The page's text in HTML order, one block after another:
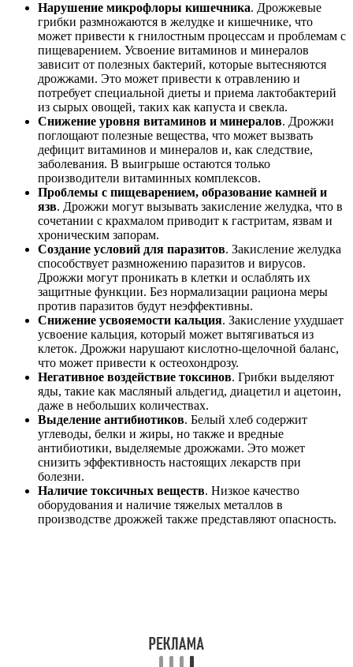
Нарушение микрофлоры кишечника. Дрожжевые
грибки размножаются в желудке и кишечнике, что
может привести к гнилостным процессам и проблемам с
пищеварением. Усвоение витаминов и минералов
зависит от полезных бактерий, которые вытесняются
дрожжами. Это может привести к отравлению и
потребует специальной диеты и приема лактобактерий
из сырых овощей, таких как капуста и свекла.
Снижение уровня витаминов и минералов. Дрожжи
поглощают полезные вещества, что может вызвать
дефицит витаминов и минералов и, как следствие,
заболевания. В выигрыше остаются только
производители витаминных комплексов.
Проблемы с пищеварением, образование камней и
язв. Дрожжи могут вызывать закисление желудка, что в
сочетании с крахмалом приводит к гастритам, язвам и
хроническим запорам.
Создание условий для паразитов. Закисление желудка
способствует размножению паразитов и вирусов.
Дрожжи могут проникать в клетки и ослаблять их
защитные функции. Без нормализации рациона меры
против паразитов будут неэффективны.
Снижение усвояемости кальция. Закисление ухудшает
усвоение кальция, который может вытягиваться из
клеток. Дрожжи нарушают кислотно-щелочной баланс,
что может привести к остеохондрозу.
Негативное воздействие токсинов. Грибки выделяют
яды, такие как масляный альдегид, диацетил и ацетоин,
даже в небольших количествах.
Выделение антибиотиков. Белый хлеб содержит
углеводы, белки и жиры, но также и вредные
антибиотики, выделяемые дрожжами. Это может
снизить эффективность настоящих лекарств при
болезни.
Наличие токсичных веществ. Низкое качество
оборудования и наличие тяжелых металлов в
производстве дрожжей также представляют опасность.